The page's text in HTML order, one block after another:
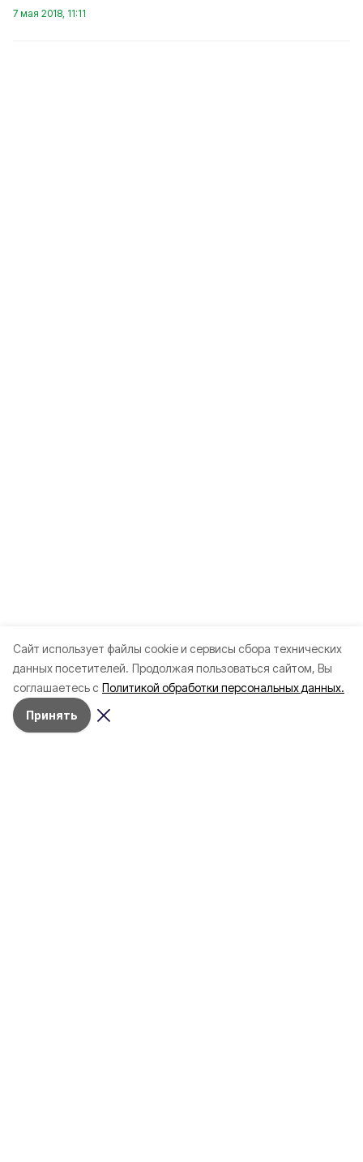
Cайт использует файлы cookie и сервисы сбора технических
данных посетителей. Продолжая пользоваться сайтом, Вы
соглашаетесь с Политикой обработки персональных данных.
Принять
7 мая 2018, 11:11